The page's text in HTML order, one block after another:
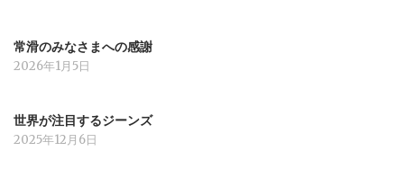
常滑のみなさまへの感謝
2026年1月5日
世界が注目するジーンズ
2025年12月6日